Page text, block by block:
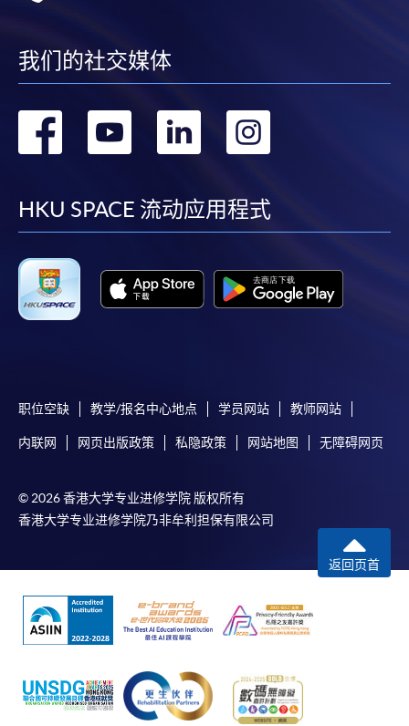
我们的社交媒体
转
facebook
转
youtube
转
linkedin
HKU SPACE 流动应用程式
职位空缺 教学/报名中心地点 学员网站 教师网站
内联网 网页出版政策 私隐政策 网站地图 无障碍网页
© 2026 香港大学专业进修学院 版权所有
香港大学专业进修学院乃非牟利担保有限公司
返回页首